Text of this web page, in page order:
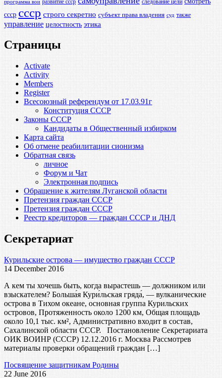
программа вои развитие ссср следование цели
ссср ссср строго секретно субъект права владения суд также
управление целостность этика
Страницы
Activate
Activity
Members
Register
Всесоюзный референдум от 17.03.91г
Конституция СССР
Законы СССР
Кандидаты в Общественный избирком
Карта сайта
Об отмене реабилитации сионизма
Обратная связь
личное
Форум и Чат
Электронная подпись
Обращение к жителям Луганской области
Претензия граждан СССР
Претензия граждан СССР
Реестр кредиторов — граждан СССР и ДНД
Секретариат
Курильские острова — имущество граждан СССР
14 December 2016
А кем ты хочешь быть, когда вырастешь — должником или
взыскателем? Больша́я Кури́льская гряда́, — вулканические
острова в Тихом океане, основная группа Курильских
островов, Протяженность около 1200 км, Общая площадь
около 10,1 тыс. км², Административно входит в состав,
Сахалинской области СССР. Постановление Секретариата
ОИК ВОИНР (СССР) 12.12.2016 г. Москва Рассмотрев
материалы проверки обращений граждан […]
Посвящение защитникам Родины
22 June 2016